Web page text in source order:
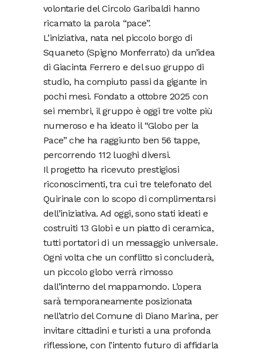
volontarie del Circolo Garibaldi hanno
ricamato la parola “pace”.
L’iniziativa, nata nel piccolo borgo di
Squaneto (Spigno Monferrato) da un’idea
di Giacinta Ferrero e del suo gruppo di
studio, ha compiuto passi da gigante in
pochi mesi. Fondato a ottobre 2025 con
sei membri, il gruppo è oggi tre volte più
numeroso e ha ideato il “Globo per la
Pace” che ha raggiunto ben 56 tappe,
percorrendo 112 luoghi diversi.
Il progetto ha ricevuto prestigiosi
riconoscimenti, tra cui tre telefonato del
Quirinale con lo scopo di complimentarsi
dell’iniziativa. Ad oggi, sono stati ideati e
costruiti 13 Globi e un piatto di ceramica,
tutti portatori di un messaggio universale.
Ogni volta che un conflitto si concluderà,
un piccolo globo verrà rimosso
dall’interno del mappamondo. L’opera
sarà temporaneamente posizionata
nell’atrio del Comune di Diano Marina, per
invitare cittadini e turisti a una profonda
riflessione, con l’intento futuro di affidarla